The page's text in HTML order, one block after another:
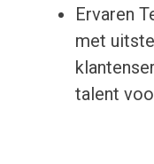
Ervaren
met
talent